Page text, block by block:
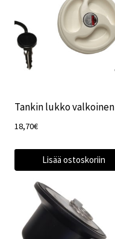
Tankin lukko valkoinen
18,70€
Lisää ostoskoriin